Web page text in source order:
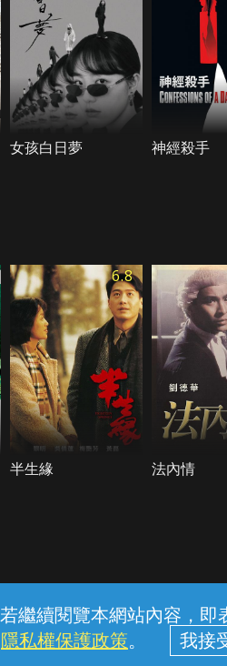
繼續閱覽本網站內容，
隱私權保護政策。
女孩白日夢 神經殺手
6.8
半生緣 法內情
服務條款 隱私權保護
司 (統一編號：96979949) © 2026